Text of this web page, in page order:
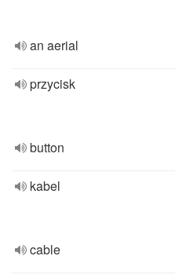
an aerial
przycisk
button
kabel
cable